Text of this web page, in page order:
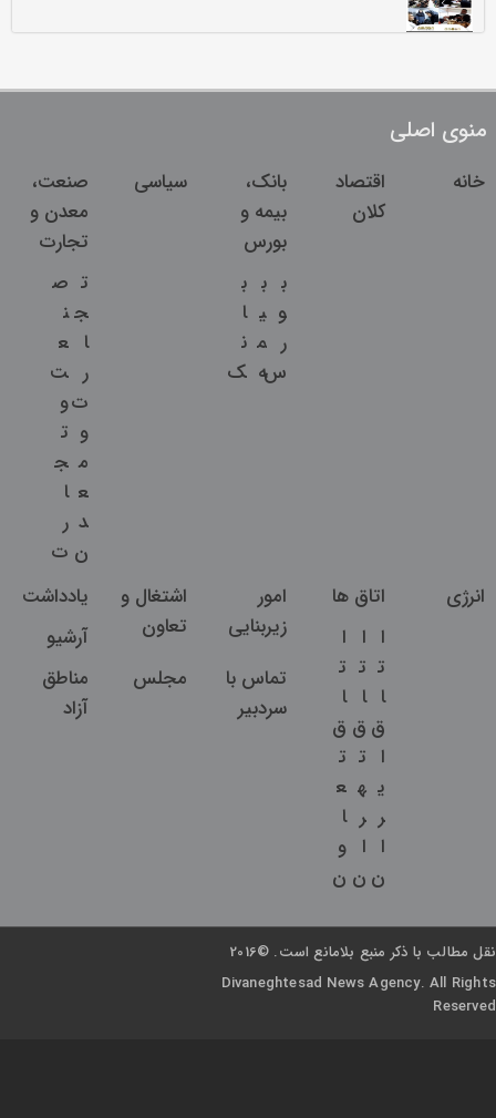
منوی اصلی
خانه
اقتصاد
کلان
بانک،
بیمه و
بورس
ب
و
ر
س
ب
ی
م
ه
ب
ا
ن
ک
سیاسی
صنعت،
معدن و
تجارت
ت
ج
ا
ر
ت
و
م
ع
د
ن
ص
ن
ع
ت
و
ت
ج
ا
ر
ت
انرژی
اتاق ها
ا
ت
ا
ق
ا
ی
ر
ا
ن
ا
ت
ا
ق
ت
ه
ر
ا
ن
ا
ت
ا
ق
ت
ع
ا
و
ن
امور
زیربنایی
اشتغال و
تعاون
یادداشت
آرشیو
تماس با
سردبیر
مجلس
مناطق
آزاد
نقل مطالب با ذکر منبع بلامانع است. ©2016
Divaneghtesad News Agency. All Rights
Reserved